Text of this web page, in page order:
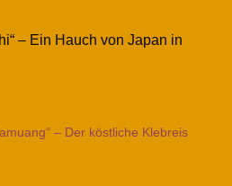
– Ein Hauch von Japan in